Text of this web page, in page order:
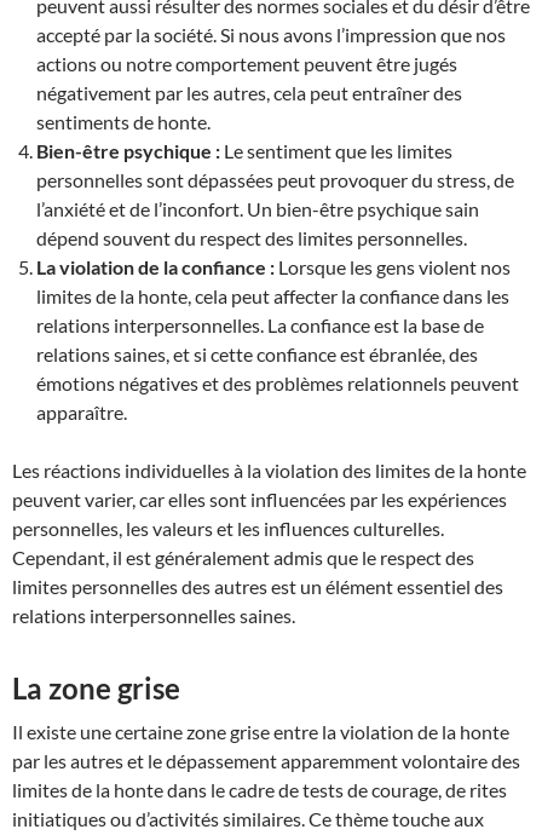
peuvent aussi résulter des normes sociales et du désir d’être
accepté par la société. Si nous avons l’impression que nos
actions ou notre comportement peuvent être jugés
négativement par les autres, cela peut entraîner des
sentiments de honte.
Bien-être psychique : Le sentiment que les limites
personnelles sont dépassées peut provoquer du stress, de
l’anxiété et de l’inconfort. Un bien-être psychique sain
dépend souvent du respect des limites personnelles.
La violation de la confiance : Lorsque les gens violent nos
limites de la honte, cela peut affecter la confiance dans les
relations interpersonnelles. La confiance est la base de
relations saines, et si cette confiance est ébranlée, des
émotions négatives et des problèmes relationnels peuvent
apparaître.
Les réactions individuelles à la violation des limites de la honte
peuvent varier, car elles sont influencées par les expériences
personnelles, les valeurs et les influences culturelles.
Cependant, il est généralement admis que le respect des
limites personnelles des autres est un élément essentiel des
relations interpersonnelles saines.
La zone grise
Il existe une certaine zone grise entre la violation de la honte
par les autres et le dépassement apparemment volontaire des
limites de la honte dans le cadre de tests de courage, de rites
initiatiques ou d’activités similaires. Ce thème touche aux